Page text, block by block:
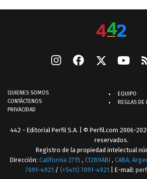
QUIENES SOMOS
CONTÁCTENOS
PRIVACIDAD
EQUIPO
REGLAS DE
442 - Editorial Perfil S.A. | © Perfil.com 2006-
reservados.
Registro de la propiedad intelectual
Dirección: California 2715 , C1289ABI , CABA,
7091-4921 / (+5411) 7091-4921 | E-mail: